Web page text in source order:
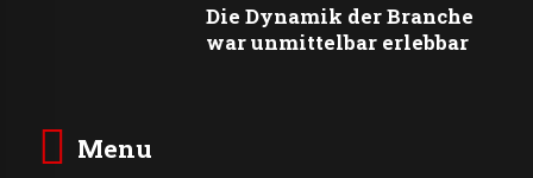
Die Dynamik der Branche
war unmittelbar erlebbar
Menu